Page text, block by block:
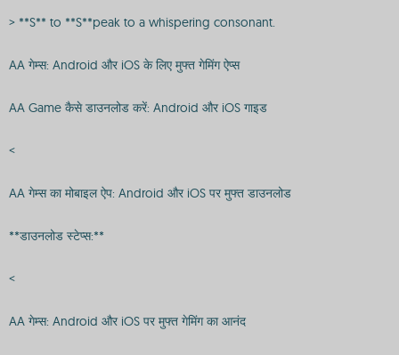
> **S** to **S**peak to a whispering consonant.
AA गेम्स: Android और iOS के लिए मुफ्त गेमिंग ऐप्स
AA Game कैसे डाउनलोड करें: Android और iOS गाइड
<
AA गेम्स का मोबाइल ऐप: Android और iOS पर मुफ्त डाउनलोड
**डाउनलोड स्टेप्स:**
<
AA गेम्स: Android और iOS पर मुफ्त गेमिंग का आनंद